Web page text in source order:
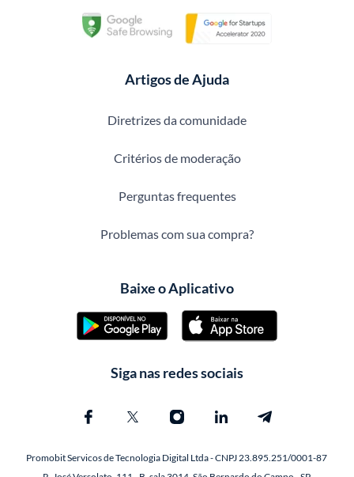
Artigos de Ajuda
Diretrizes da comunidade
Critérios de moderação
Perguntas frequentes
Problemas com sua compra?
Baixe o Aplicativo
Siga nas redes sociais
Promobit Servicos de Tecnologia Digital Ltda - CNPJ 23.895.251/0001-87